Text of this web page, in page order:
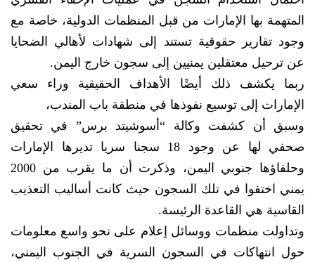
المتهمة بها الإمارات من قبل المنظمات الدولية، خاصة مع
وجود تقارير حقوقية تستند إلى شهادات لأهالي الضحايا
عن ترحيل معتقلين يمنيين إلى سجون خارج اليمن.
ربما يكشف ذلك أيضًا الأهداف الحقيقية وراء سعي
الإمارات إلى توسيع نفوذها في منطقة باب المندب،
وسبق أن كشفت وكالة “أسوشيتد برس” في تحقيق
صحفي لها عن وجود 18 سجنا سريا تديرها الإمارات
وحلفاؤها جنوبي اليمن، وذكرت أن ما يقرب من 2000
يمني اختفوا في تلك السجون حيث كانت أساليب التعذيب
القاسية هي القاعدة الرئيسة.
وتداولت منظمات ووسائل إعلام على نحو واسع معلومات
حول انتهاكات في السجون السرية في الجنوب اليمني،